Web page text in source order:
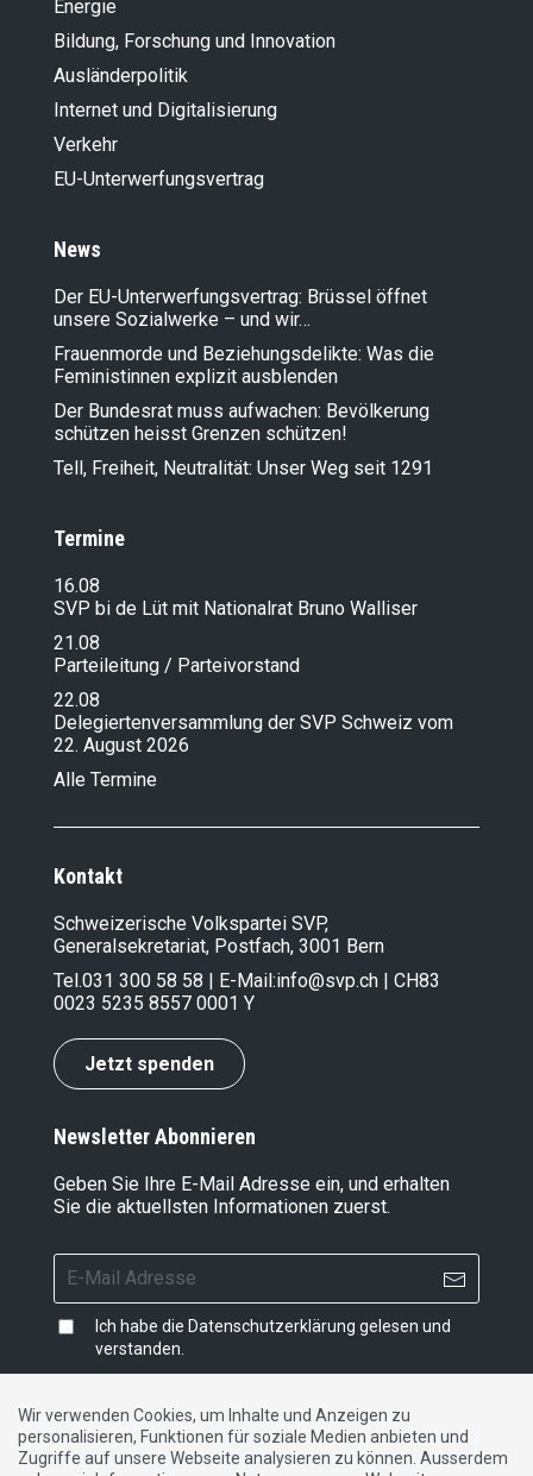
Energie
Bildung, Forschung und Innovation
Ausländer­politik
Internet und Digitalisierung
Verkehr
EU-Unterwerfungsvertrag
News
Der EU-Unterwerfungsvertrag: Brüssel öffnet
unsere Sozialwerke – und wir…
Frauenmorde und Beziehungsdelikte: Was die
Feministinnen explizit ausblenden
Der Bundesrat muss aufwachen: Bevölkerung
schützen heisst Grenzen schützen!
Tell, Freiheit, Neutralität: Unser Weg seit 1291
Termine
16.08
SVP bi de Lüt mit Nationalrat Bruno Walliser
21.08
Parteileitung / Parteivorstand
22.08
Delegiertenversammlung der SVP Schweiz vom
22. August 2026
Alle Termine
Kontakt
Schweizerische Volkspartei SVP,
Generalsekretariat, Postfach, 3001 Bern
Tel.031 300 58 58 | E-Mail:info@svp.ch | CH83
0023 5235 8557 0001 Y
Jetzt spenden
Newsletter Abonnieren
Geben Sie Ihre E-Mail Adresse ein, und erhalten
Sie die aktuellsten Informationen zuerst.
Ich habe die Datenschutzerklärung gelesen und
verstanden.
Impressum|Datenschutzerklärung|Kontakt
Wir verwenden Cookies, um Inhalte und Anzeigen zu
personalisieren, Funktionen für soziale Medien anbieten und
Zugriffe auf unsere Webseite analysieren zu können. Ausserdem